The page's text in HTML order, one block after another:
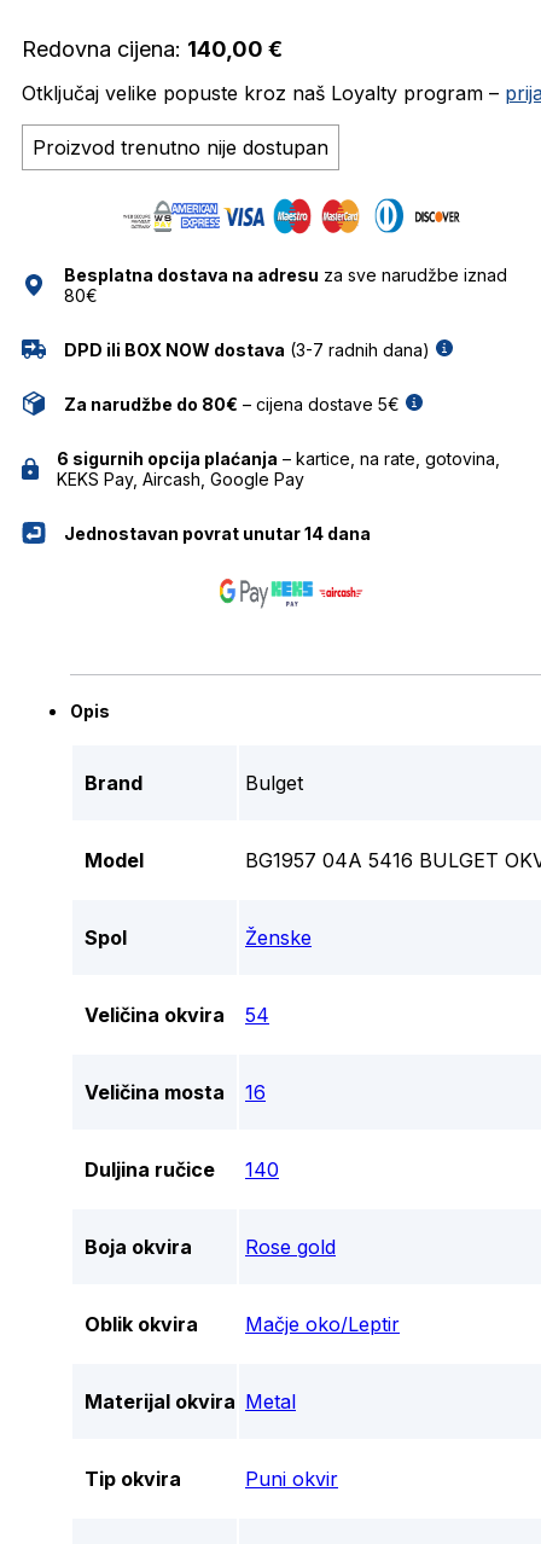
Redovna cijena: 140,00 €
Otključaj velike popuste kroz naš Loyalty program –
Proizvod trenutno nije dostupan
Besplatna dostava na adresu za sve narudžbe iznad
80€
DPD ili BOX NOW dostava (3-7 radnih dana)
Za narudžbe do 80€ – cijena dostave 5€
6 sigurnih opcija plaćanja – kartice, na rate, gotovina,
KEKS Pay, Aircash, Google Pay
Jednostavan povrat unutar 14 dana
Opis
Brand Bulget
Model BG1957 04A 5416 BULGET
Spol Ženske
Veličina okvira 54
Veličina mosta 16
Duljina ručice 140
Boja okvira Rose gold
Oblik okvira Mačje oko/Leptir
Materijal okvira Metal
Tip okvira Puni okvir